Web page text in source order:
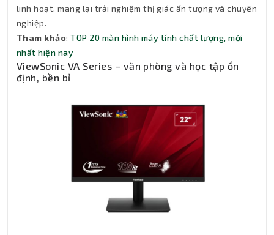
linh hoạt, mang lại trải nghiệm thị giác ấn tượng và chuyên
nghiệp.
Tham khảo:TOP 20 màn hình máy tính chất lượng, mới
nhất hiện nay
ViewSonic VA Series – văn phòng và học tập ổn
định, bền bỉ